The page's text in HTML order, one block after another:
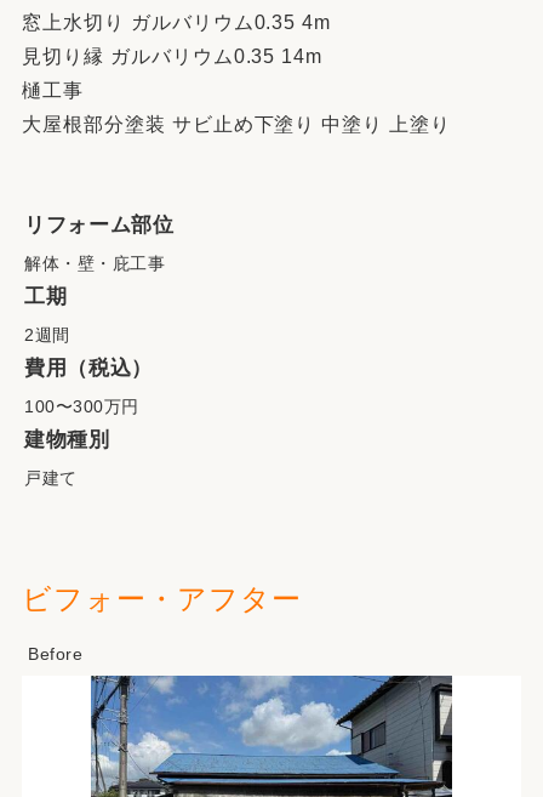
窓上水切り ガルバリウム0.35 4m
見切り縁 ガルバリウム0.35 14m
樋工事
大屋根部分塗装 サビ止め下塗り 中塗り 上塗り
リフォーム部位
解体・壁・庇工事
工期
2週間
費用（税込）
100〜300万円
建物種別
戸建て
ビフォー・アフター